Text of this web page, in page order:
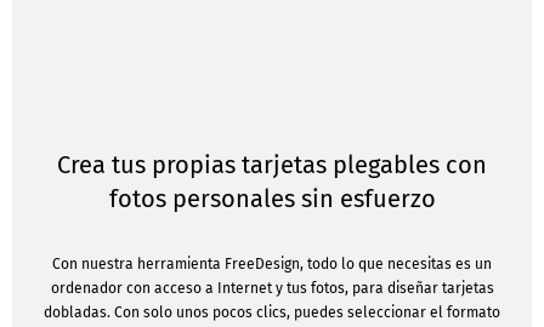
Crea tus propias tarjetas plegables con
fotos personales sin esfuerzo
Con nuestra herramienta FreeDesign, todo lo que necesitas es un
ordenador con acceso a Internet y tus fotos, para diseñar tarjetas
dobladas. Con solo unos pocos clics, puedes seleccionar el formato